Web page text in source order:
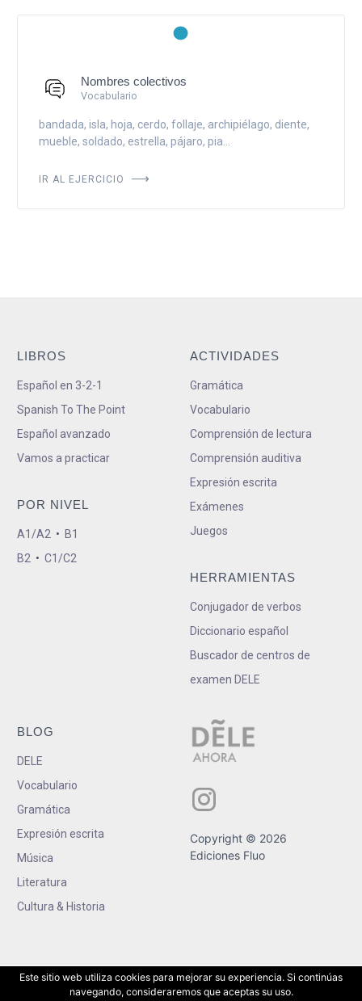
Nombres colectivos
Vocabulario
bandada, isla, hoja, cerdo, follaje, archipiélago, diente,
mueble, soldado, estrella, pájaro, pia...
IR AL EJERCICIO
LIBROS
Español en 3-2-1
Spanish To The Point
Español avanzado
Vamos a practicar
POR NIVEL
A1/A2 • B1
B2 • C1/C2
ACTIVIDADES
Gramática
Vocabulario
Comprensión de lectura
Comprensión auditiva
Expresión escrita
Exámenes
Juegos
HERRAMIENTAS
Conjugador de verbos
Diccionario español
Buscador de centros de
examen DELE
BLOG
DELE
Vocabulario
Gramática
Expresión escrita
Música
Literatura
Cultura & Historia
Copyright © 2026
Ediciones Fluo
Este sitio web utiliza cookies para mejorar su experiencia. Si continúas
navegando, consideraremos que aceptas su uso.